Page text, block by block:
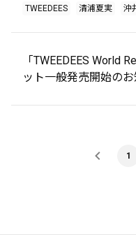
TWEEDEES 清浦夏実 沖
「TWEEDEES World
ット一般発売開始の
1